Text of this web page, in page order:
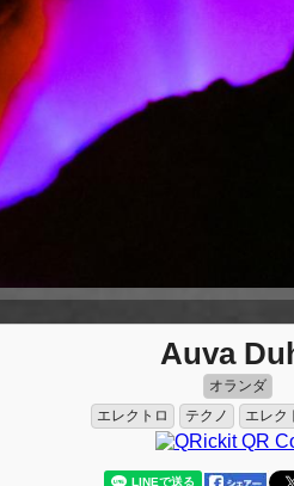
Auva
オランダ
エレクトロ
テクノ エレク